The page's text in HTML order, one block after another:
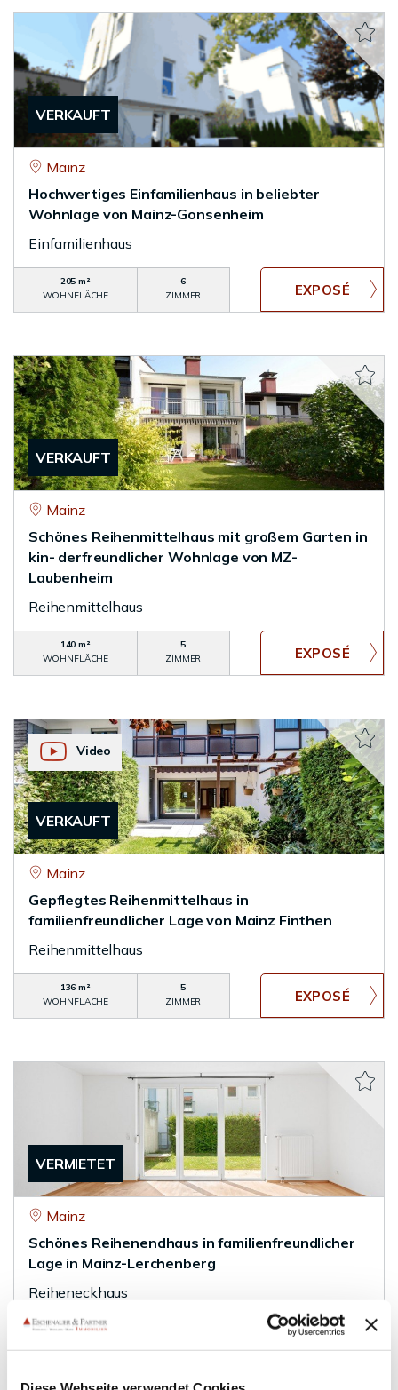
VERKAUFT
Mainz
Hochwertiges Einfamilienhaus in beliebter
Wohnlage von Mainz-Gonsenheim
Einfamilienhaus
205 m²
WOHNFLÄCHE
6
ZIMMER
VERKAUFT
Mainz
Schönes Reihenmittelhaus mit großem Garten in
kin- derfreundlicher Wohnlage von MZ-
Laubenheim
Reihenmittelhaus
140 m²
WOHNFLÄCHE
5
ZIMMER
VERKAUFT
Video
Mainz
Gepflegtes Reihenmittelhaus in
familienfreundlicher Lage von Mainz Finthen
Reihenmittelhaus
136 m²
WOHNFLÄCHE
5
ZIMMER
VERMIETET
Mainz
Schönes Reihenendhaus in familienfreundlicher
Lage in Mainz-Lerchenberg
Reiheneckhaus
120 m²